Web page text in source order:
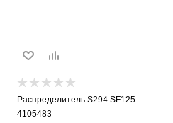
Распределитель S294 SF125
4105483